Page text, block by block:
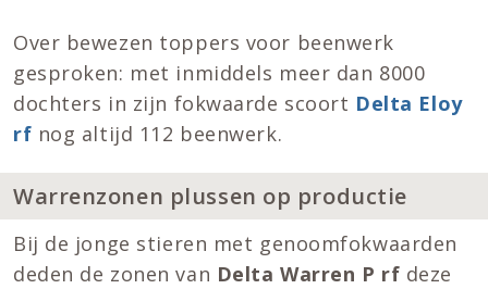
Over bewezen toppers voor beenwerk
gesproken: met inmiddels meer dan 8000
dochters in zijn fokwaarde scoort Delta Eloy
rf nog altijd 112 beenwerk.
Warrenzonen plussen op productie
Bij de jonge stieren met genoomfokwaarden
deden de zonen van Delta Warren P rf deze